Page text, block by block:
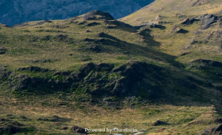
Powered byChevereto